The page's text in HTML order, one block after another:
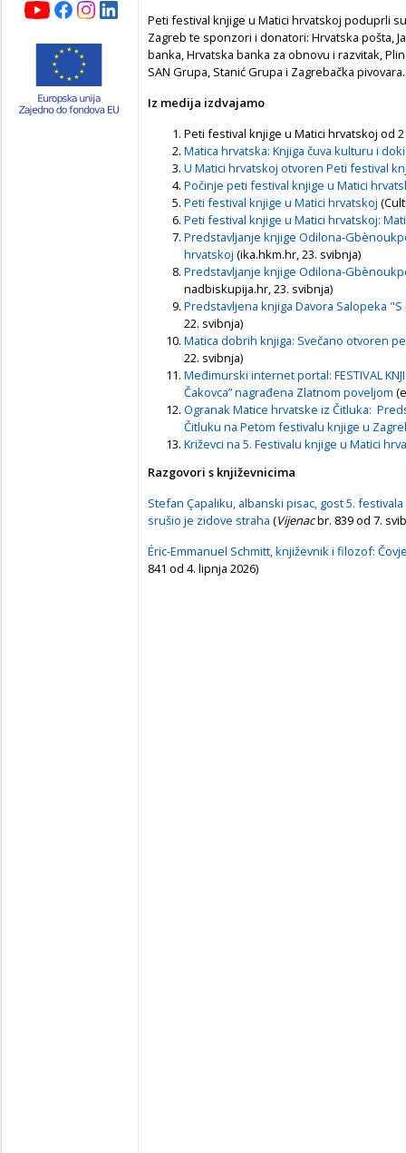
Peti festival knjige u Matici hrvatskoj poduprli
Zagreb te sponzori i donatori: Hrvatska pošta,
banka, Hrvatska banka za obnovu i razvitak,
SAN Grupa, Stanić Grupa i Zagrebačka pivovara.
Iz medija izdvajamo
Peti festival knjige u Matici hrvatskoj od
Matica hrvatska: Knjiga čuva kulturu i
U Matici hrvatskoj otvoren Peti festival
Počinje peti festival knjige u Matici
Peti festival knjige u Matici hrvatskoj
Peti festival knjige u Matici hrvatskoj:
Predstavljanje knjige Odilona-
hrvatskoj (ika.hkm.hr, 23. svibnja)
Predstavljanje knjige Odilona-
nadbiskupija.hr, 23. svibnja)
Predstavljena knjiga Davora Salopeka
22. svibnja)
Matica dobrih knjiga: Svečano otvoren
22. svibnja)
Međimurski internet portal: FESTIVAL
Čakovca” nagrađena Zlatnom poveljom
Ogranak Matice hrvatske iz Čitluka:
Čitluku na Petom festivalu knjige u
Križevci na 5. Festivalu knjige u Matici
Razgovori s književnicima
Stefan Çapaliku, albanski pisac, gost 5.
srušio je zidove straha (Vijenacbr. 839 od 7.
Éric-Emmanuel Schmitt, književnik i filozof:
841 od 4. lipnja 2026)